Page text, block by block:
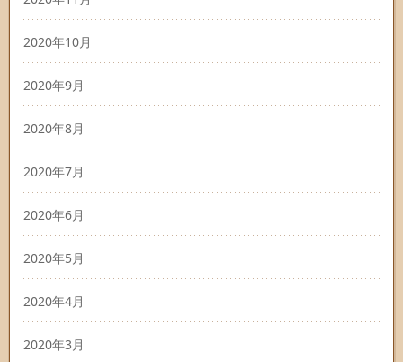
2020年10月
2020年9月
2020年8月
2020年7月
2020年6月
2020年5月
2020年4月
2020年3月